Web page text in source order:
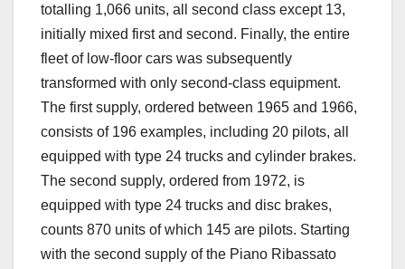
totalling 1,066 units, all second class except 13,
initially mixed first and second. Finally, the entire
fleet of low-floor cars was subsequently
transformed with only second-class equipment.
The first supply, ordered between 1965 and 1966,
consists of 196 examples, including 20 pilots, all
equipped with type 24 trucks and cylinder brakes.
The second supply, ordered from 1972, is
equipped with type 24 trucks and disc brakes,
counts 870 units of which 145 are pilots. Starting
with the second supply of the Piano Ribassato